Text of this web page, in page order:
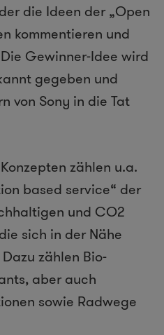
die Ideen der „Open
kommentieren und
Gewinner-Idee wird
gegeben und
von Sony in die Tat
zählen u.a.
based service“ der
und CO2
sich in der Nähe
zählen Bio-
aber auch
sowie Radwege